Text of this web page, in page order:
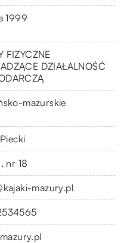
1999
FIZYCZNE
DZIAŁALNOŚĆ
mazurskie
nr 18
mazury.pl